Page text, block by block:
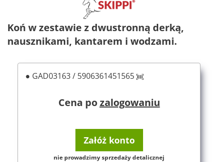
Koń w zestawie z dwustronną derką,
nausznikami, kantarem i wodzami.
● GAD03163 / 5906361451565
Cena pozalogowaniu
Załóż konto
nie prowadzimy sprzedaży detalicznej